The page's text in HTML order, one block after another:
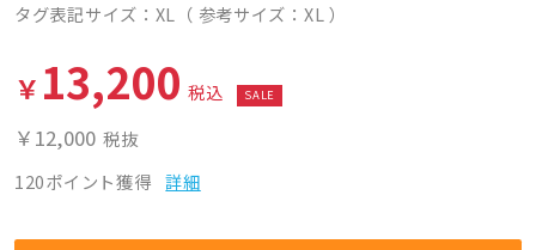
タグ表記サイズ：XL（ 参考サイズ：XL ）
￥ 13,200 税込 SALE
￥12,000 税抜
120ポイント獲得 詳細